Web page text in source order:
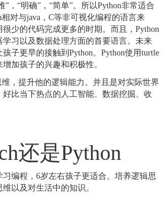
”，“明确”，“简单”。所以Python非常适合
对与java，C等非可视化编程的语言来
少的代码完成更多的时期。而且，Python
学习以及数据处理方面的首要语言。未来
子更早的接触到Python。Python使用turtle
加孩子的兴趣和积极性。
，提升他的逻辑能力。并且是对实际世界
比当下热点的人工智能、数据挖掘、收
还是Python
习编程，6岁左右孩子更适合。培养逻辑思
以及对生活中的知识。